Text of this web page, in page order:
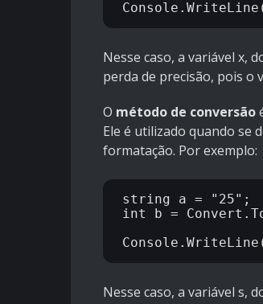
Nesse caso, a variável x,
perda de precisão, pois o
O método de conversão
Ele é utilizado quando se
formatação. Por exemplo:
string a = "25";
int b =
Nesse caso, a variável s,